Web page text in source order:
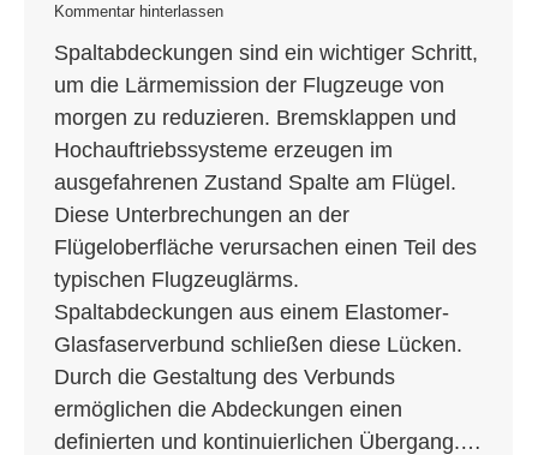
Kommentar hinterlassen
Spaltabdeckungen sind ein wichtiger Schritt,
um die Lärmemission der Flugzeuge von
morgen zu reduzieren. Bremsklappen und
Hochauftriebssysteme erzeugen im
ausgefahrenen Zustand Spalte am Flügel.
Diese Unterbrechungen an der
Flügeloberfläche verursachen einen Teil des
typischen Flugzeuglärms.
Spaltabdeckungen aus einem Elastomer-
Glasfaserverbund schließen diese Lücken.
Durch die Gestaltung des Verbunds
ermöglichen die Abdeckungen einen
definierten und kontinuierlichen Übergang.…